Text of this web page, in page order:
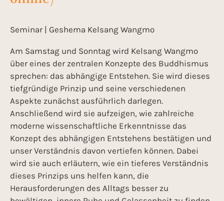
Seminar | Geshema Kelsang Wangmo
Am Samstag und Sonntag wird Kelsang Wangmo
über eines der zentralen Konzepte des Buddhismus
sprechen: das abhängige Entstehen. Sie wird dieses
tiefgründige Prinzip und seine verschiedenen
Aspekte zunächst ausführlich darlegen.
Anschließend wird sie aufzeigen, wie zahlreiche
moderne wissenschaftliche Erkenntnisse das
Konzept des abhängigen Entstehens bestätigen und
unser Verständnis davon vertiefen können. Dabei
wird sie auch erläutern, wie ein tieferes Verständnis
dieses Prinzips uns helfen kann, die
Herausforderungen des Alltags besser zu